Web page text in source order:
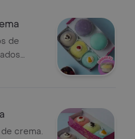
de
crema.